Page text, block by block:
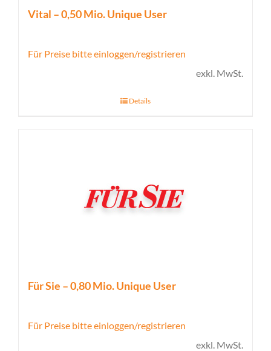
Vital – 0,50 Mio. Unique User
Für Preise bitte einloggen/registrieren
exkl. MwSt.
Details
Für Sie – 0,80 Mio. Unique User
Für Preise bitte einloggen/registrieren
exkl. MwSt.